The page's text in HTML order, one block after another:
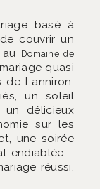
basé à
couvrir un
Domaine de
quasi
de Lanniron.
un soleil
un délicieux
sur les
une soirée
endiablée …
réussi,